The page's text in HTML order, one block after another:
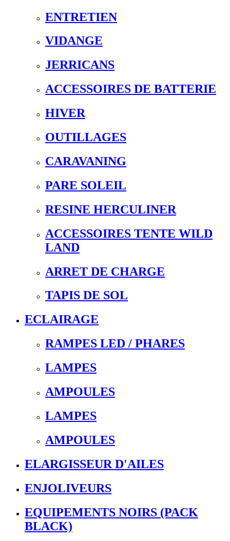
ENTRETIEN
VIDANGE
JERRICANS
ACCESSOIRES DE BATTERIE
HIVER
OUTILLAGES
CARAVANING
PARE SOLEIL
RESINE HERCULINER
ACCESSOIRES TENTE WILD
LAND
ARRET DE CHARGE
TAPIS DE SOL
ECLAIRAGE
RAMPES LED / PHARES
LAMPES
AMPOULES
LAMPES
AMPOULES
ELARGISSEUR D'AILES
ENJOLIVEURS
EQUIPEMENTS NOIRS (PACK
BLACK)